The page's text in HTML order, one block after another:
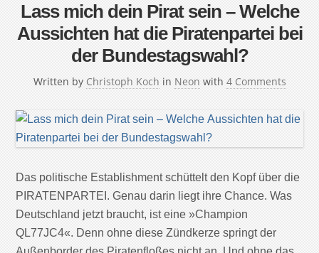
Lass mich dein Pirat sein – Welche
Aussichten hat die Piratenpartei bei
der Bundestagswahl?
Written by Christoph Koch in Neon with 4 Comments
Das politische Establishment schüttelt den Kopf über die
PIRATENPARTEI. Genau darin liegt ihre Chance. Was
Deutschland jetzt braucht, ist eine »Champion
QL77JC4«. Denn ohne diese Zündkerze springt der